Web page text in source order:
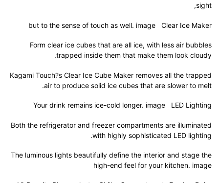
sight,
but to the sense of touch as well. image Clear Ice Maker
Form clear ice cubes that are all ice, with less air bubbles
trapped inside them that make them look cloudy.
Kagami Touch?s Clear Ice Cube Maker removes all the trapped
air to produce solid ice cubes that are slower to melt.
Your drink remains ice-cold longer. image LED Lighting
Both the refrigerator and freezer compartments are illuminated
with highly sophisticated LED lighting.
The luminous lights beautifully define the interior and stage the
high-end feel for your kitchen. image